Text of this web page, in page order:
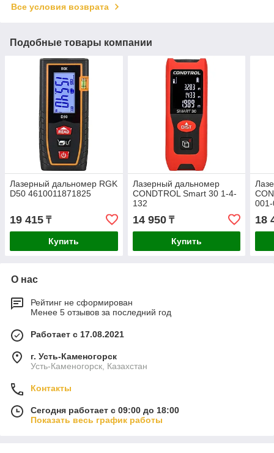
Все условия возврата
Подобные товары компании
Лазерный дальномер RGK
D50 4610011871825
19 415 ₸
Купить
Лазерный дальномер
CONDTROL Smart 30 1-4-
132
14 950₸
Купить
18
О нас
Рейтинг не сформирован
Менее 5 отзывов за последний год
Работает с 17.08.2021
г. Усть-Каменогорск
Усть-Каменогорск, Казахстан
Контакты
Сегодня работает с 09:00 до 18:00
Показать весь график работы